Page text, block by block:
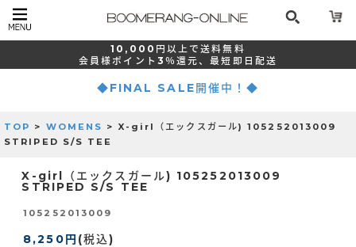
10,000 円以上で送料無料
会員様ポイント 3％還元、最短 即日配送
◆FINAL SALE開催中！◆
TOP > WOMENS > X-girl（エックスガール) 105252013009
STRIPED S/S TEE
X-girl（エックスガール) 105252013009
STRIPED S/S TEE
105252013009
8,250円 (税込)